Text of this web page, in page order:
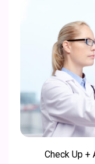
Check Up +